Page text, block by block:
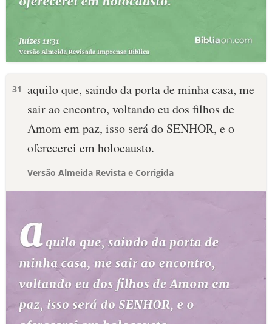
31 aquilo que, saindo da porta de minha casa, me
sair ao encontro, voltando eu dos filhos de
Amom em paz, isso será do SENHOR, e o
oferecerei em holocausto.
Versão Almeida Revista e Corrigida